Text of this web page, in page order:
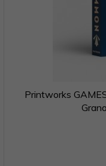
Printworks